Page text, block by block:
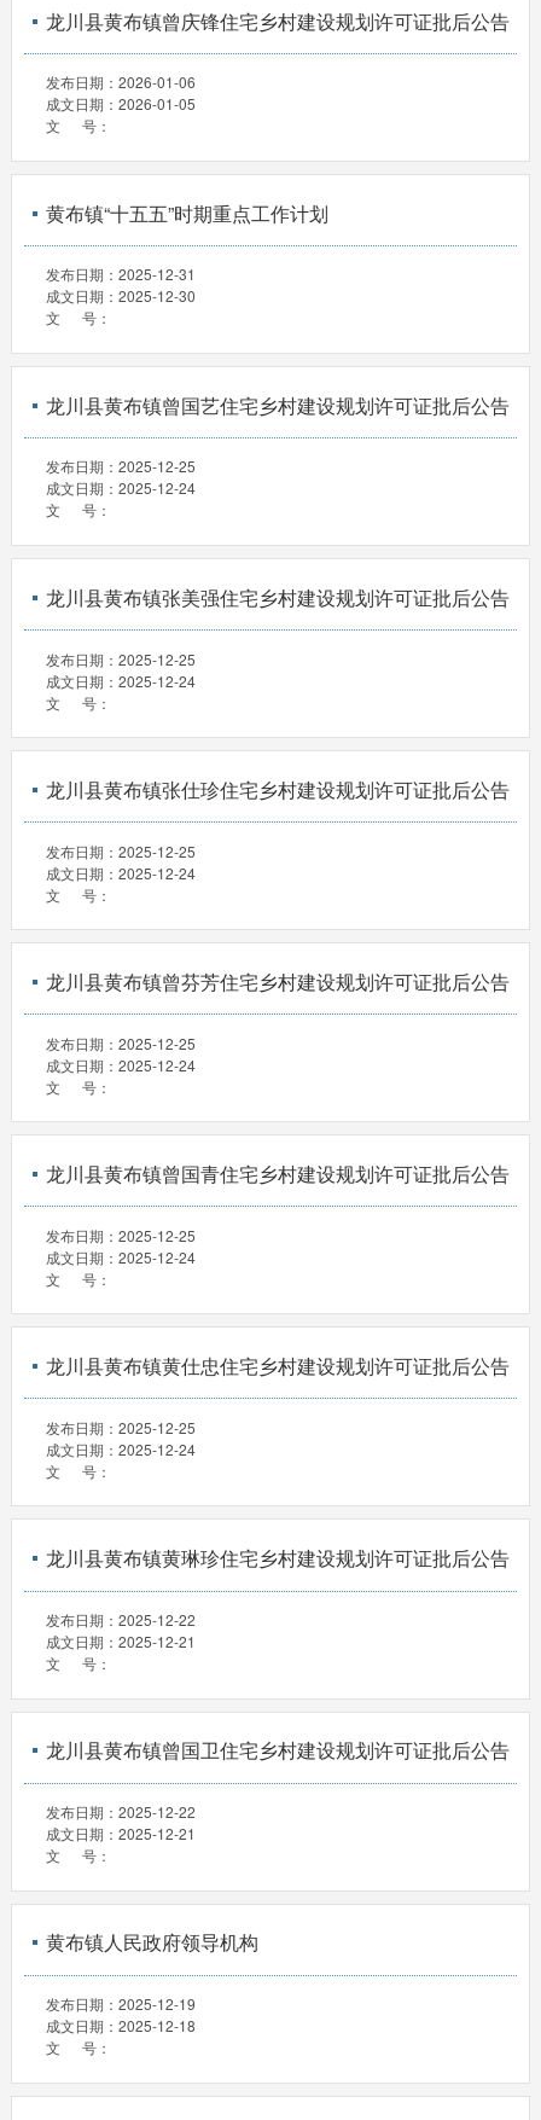
龙川县黄布镇曾庆锋住宅乡村建设规划许可证批后公告
发布日期： 2026-01-06
成文日期： 2026-01-05
文 号：
黄布镇“十五五”时期重点工作计划
发布日期： 2025-12-31
成文日期： 2025-12-30
文 号：
龙川县黄布镇曾国艺住宅乡村建设规划许可证批后公告
发布日期： 2025-12-25
成文日期： 2025-12-24
文 号：
龙川县黄布镇张美强住宅乡村建设规划许可证批后公告
发布日期： 2025-12-25
成文日期： 2025-12-24
文 号：
龙川县黄布镇张仕珍住宅乡村建设规划许可证批后公告
发布日期： 2025-12-25
成文日期： 2025-12-24
文 号：
龙川县黄布镇曾芬芳住宅乡村建设规划许可证批后公告
发布日期： 2025-12-25
成文日期： 2025-12-24
文 号：
龙川县黄布镇曾国青住宅乡村建设规划许可证批后公告
发布日期： 2025-12-25
成文日期： 2025-12-24
文 号：
龙川县黄布镇黄仕忠住宅乡村建设规划许可证批后公告
发布日期： 2025-12-25
成文日期： 2025-12-24
文 号：
龙川县黄布镇黄琳珍住宅乡村建设规划许可证批后公告
发布日期： 2025-12-22
成文日期： 2025-12-21
文 号：
龙川县黄布镇曾国卫住宅乡村建设规划许可证批后公告
发布日期： 2025-12-22
成文日期： 2025-12-21
文 号：
黄布镇人民政府领导机构
发布日期： 2025-12-19
成文日期： 2025-12-18
文 号：